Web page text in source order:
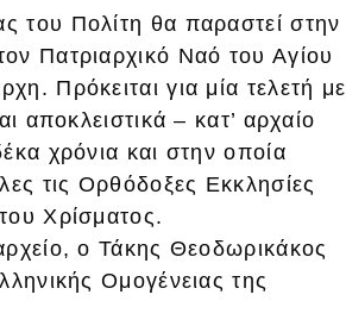
του Πολίτη θα παραστεί στην
Πατριαρχικό Ναό του Αγίου
Πρόκειται για μία τελετή με
αποκλειστικά – κατ’ αρχαίο
χρόνια και στην οποία
τις Ορθόδοξες Εκκλησίες
Χρίσματος.
ο Τάκης Θεοδωρικάκος
Ομογένειας της